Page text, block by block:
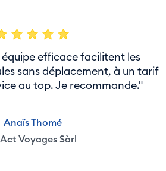
efficace facilitent les
sans déplacement, à un tarif
au top. Je recommande."
Anaïs Thomé
Voyages Sàrl